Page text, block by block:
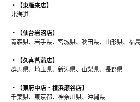
【東雁来店】
北海道
【仙台岩沼店】
青森県、岩手県、宮城県、秋田県、山形県、福
【久喜菖蒲店】
群馬県、埼玉県、新潟県、山梨県、長野県
【東府中店・横浜瀬谷店】
千葉県、東京都、神奈川県、沖縄県